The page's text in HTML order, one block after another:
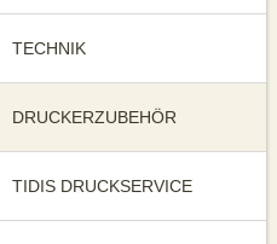
TECHNIK
DRUCKERZUBEHÖR
TIDIS DRUCKSERVICE